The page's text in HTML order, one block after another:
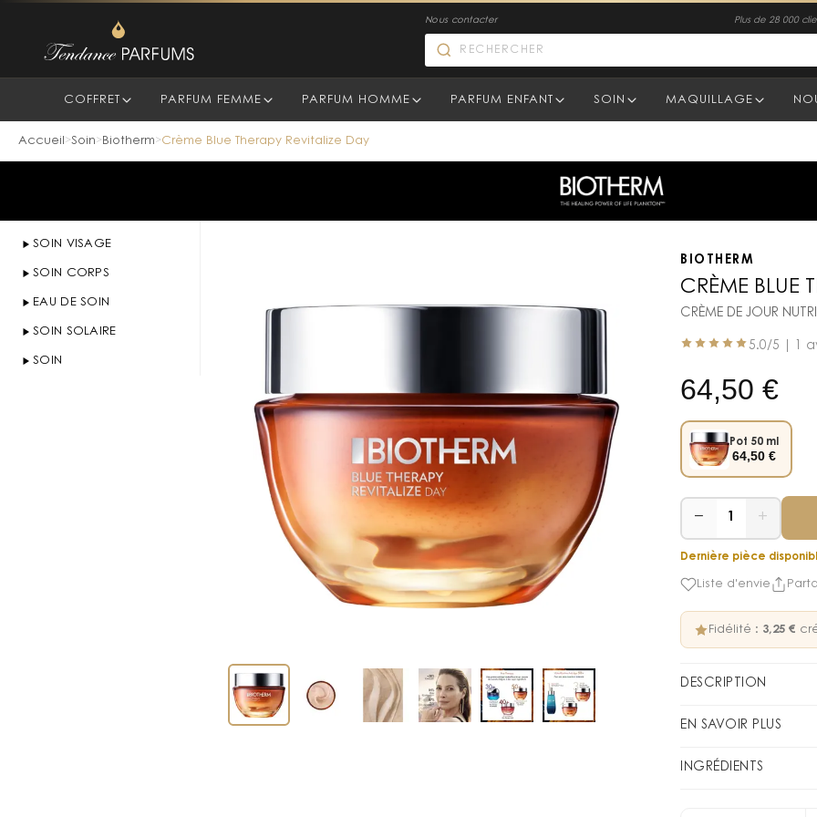
Nous contacter Plus de 28 000
COFFRET PARFUM FEMME PARFUM HOMME PARFUM ENFANT SOIN MAQUILLAGE
Accueil >Soin> Biotherm>Crème Blue Therapy Revitalize Day
SOIN VISAGE
SOIN CORPS
EAU DE SOIN
SOIN SOLAIRE
SOIN
BIOTHERM
CRÈME BLUE
CRÈME DE JOUR
5.0/5 | 1
64,50 €
Pot 50 ml
64,50€
− +
Dernière pièce
Liste d'envie
Fidélité : 3,25 €
DESCRIPTION
NUTRITION
revitalisante
EN SAVOIR PLUS
1. Appliquez la
INGRÉDIENTS